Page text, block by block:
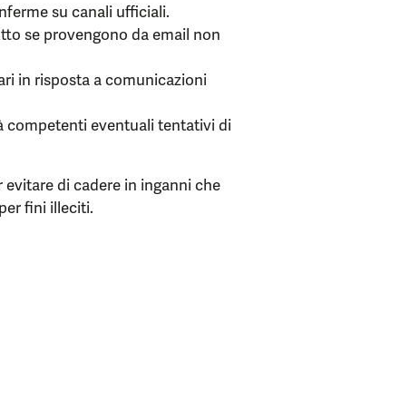
su canali ufficiali.
se provengono da email non
in risposta a comunicazioni
competenti eventuali tentativi di
evitare di cadere in inganni che
fini illeciti.